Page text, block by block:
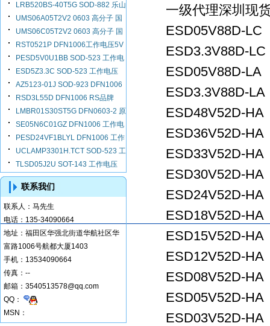
装芯导
LRB520BS-40T5G SOD-882 乐山
LRC
UMS06A05T2V2 0603 高分子 国
产RS
UMS06C05T2V2 0603 高分子 国
产RS
RST0521P DFN1006工作电压5V
结电容0.3PF
PESD5V0U1BB SOD-523 工作电
压5V 结电容2.5PF
ESD5Z3.3C SOD-523 工作电压
3.3V 钳位电压18V
AZ5123-01J SOD-923 DFN1006
工作电压3.3V 钳位电压5V
RSD3L55D DFN1006 RS品牌
LMBR01S30ST5G DFN0603-2 原
装 LRC
SE05N6C01GZ DFN1006 工作电
压5V 结电容0.5PF
PESD24VF1BLYL DFN1006 工作
电压24V
UCLAMP3301H.TCT SOD-523 工
作电压3.3V 结电容25pF
TLSD05J2U SOT-143 工作电压
5V 结电容3PF
联系我们
联系人： 马先生
电话： 135-34090664
地址： 福田区华强北街道华航社区华
富路1006号航都大厦1403
手机： 13534090664
传真： --
邮箱： 3540513578@qq.com
QQ：
MSN：
一级代理深圳现
ESD05V88D-LC
ESD3.3V88D-LC
ESD05V88D-LA
ESD3.3V88D-LA
ESD48V52D-HA
ESD36V52D-HA
ESD33V52D-HA
ESD30V52D-HA
ESD24V52D-HA
ESD18V52D-HA
ESD15V52D-HA
ESD12V52D-HA
ESD08V52D-HA
ESD05V52D-HA
ESD03V52D-HA